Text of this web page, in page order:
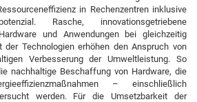
in Rechenzentren inklusive
Rasche, innovationsgetriebene
und Anwendungen bei gleichzeitig
der Technologien erhöhen den Anspruch von
Verbesserung der Umweltleistung. So
nachhaltige Beschaffung von Hardware, die
– einschließlich
werden. Für die Umsetzbarkeit der